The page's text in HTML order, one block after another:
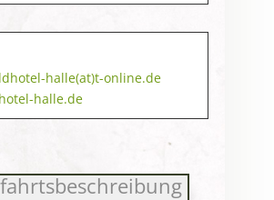
halle(at)t-online.de
halle.de